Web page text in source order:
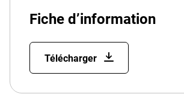
Fiche d’information
Télécharger